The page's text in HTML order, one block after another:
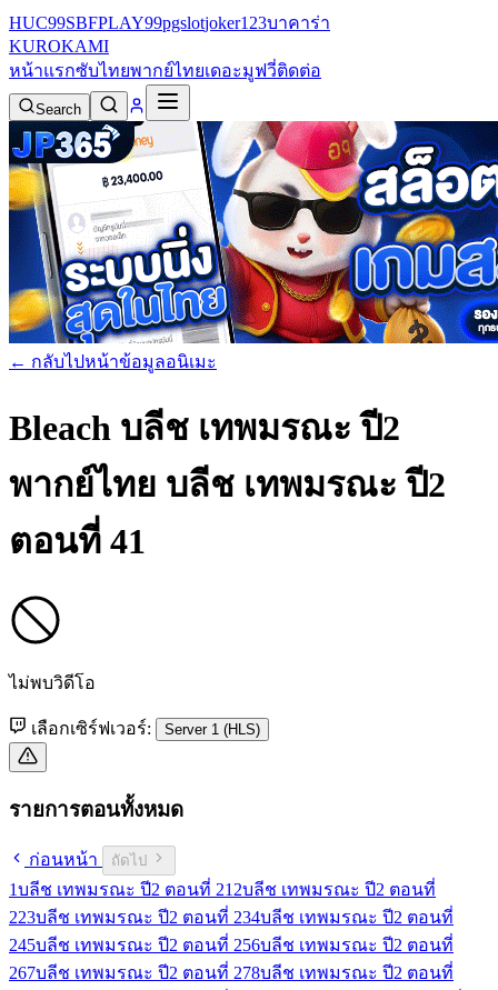
HUC99SBFPLAY99pgslotjoker123บาคาร่า
KUROKAMI
หน้าแรกซับไทยพากย์ไทยเดอะมูฟวี่ติดต่อ
Search
← กลับไปหน้าข้อมูลอนิเมะ
Bleach บลีช เทพมรณะ ปี2
พากย์ไทย บลีช เทพมรณะ ปี2
ตอนที่ 41
ไม่พบวิดีโอ
เลือกเซิร์ฟเวอร์: Server 1 (HLS)
รายการตอนทั้งหมด
ก่อนหน้า ถัดไป
1บลีช เทพมรณะ ปี2 ตอนที่ 21 2บลีช เทพมรณะ ปี2 ตอนที่
223บลีช เทพมรณะ ปี2 ตอนที่ 234บลีช เทพมรณะ ปี2 ตอนที่
245บลีช เทพมรณะ ปี2 ตอนที่ 256บลีช เทพมรณะ ปี2 ตอนที่
267บลีช เทพมรณะ ปี2 ตอนที่ 278บลีช เทพมรณะ ปี2 ตอนที่